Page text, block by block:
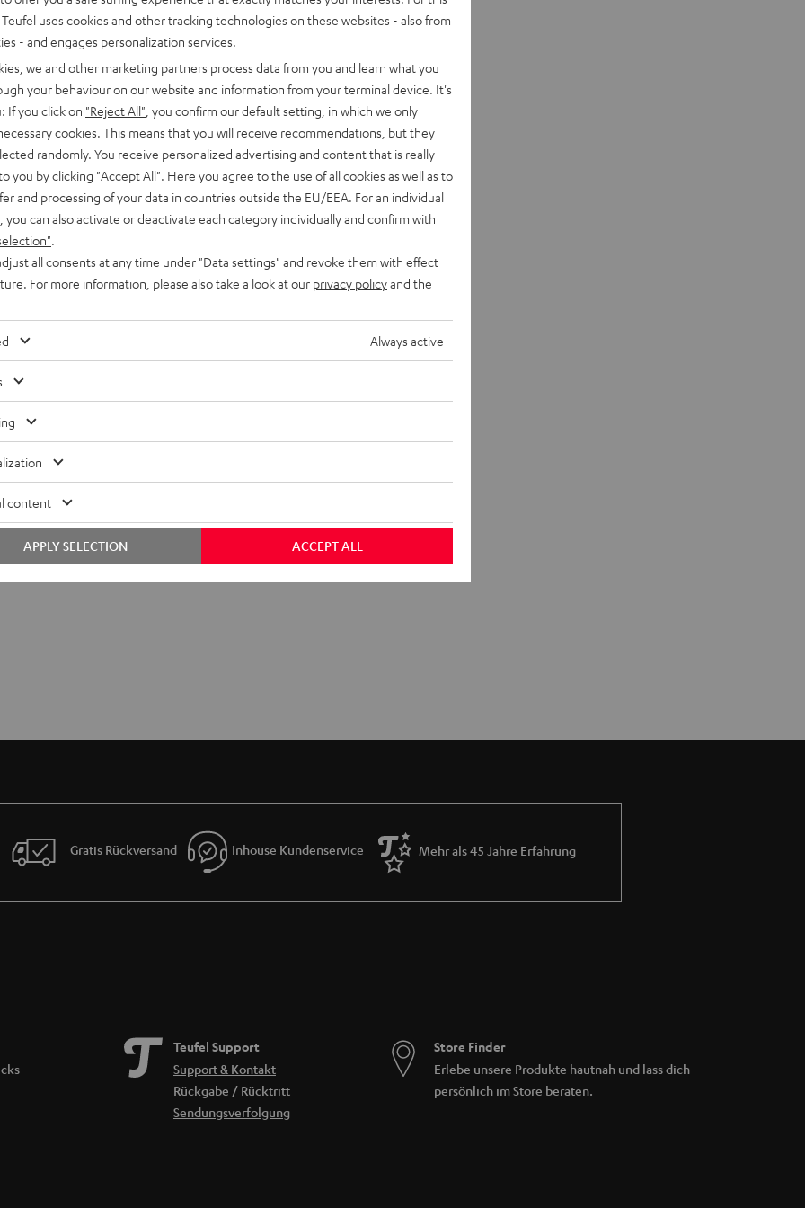
Gratis Rückversand Inhouse Kundenservice Mehr als 45 Jahre Erfahrung
Teufel Support
Support & Kontakt
Rückgabe / Rücktritt
Sendungsverfolgung
Store Finder
Erlebe unsere Produkte hautnah und lass dich
persönlich im Store beraten.
uses cookies and other tracking technologies on these websites - also from
- and engages personalization services.
we and other marketing partners process data from you and learn what you
your behaviour on our website and information from your terminal device. It's
If you click on "Reject All" , you confirm our default setting, in which we only
cookies. This means that you will receive recommendations, but they
randomly. You receive personalized advertising and content that is really
you by clicking "Accept All". Here you agree to the use of all cookies as well as to
and processing of your data in countries outside the EU/EEA. For an individual
you can also activate or deactivate each category individually and confirm with
.
all consents at any time under "Data settings" and revoke them with effect
For more information, please also take a look at our privacy policyand the
Always active
content
ACCEPT ALL
APPLY SELECTION